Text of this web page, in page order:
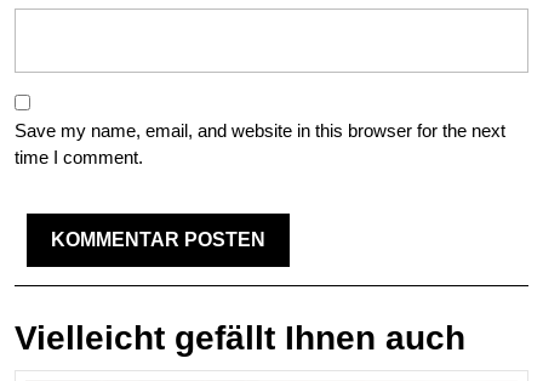
Save my name, email, and website in this browser for the next
time I comment.
Vielleicht gefällt Ihnen auch